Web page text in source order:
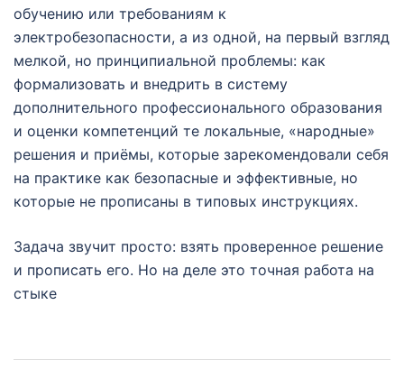
обучению или требованиям к
электробезопасности, а из одной, на первый взгляд
мелкой, но принципиальной проблемы: как
формализовать и внедрить в систему
дополнительного профессионального образования
и оценки компетенций те локальные, «народные»
решения и приёмы, которые зарекомендовали себя
на практике как безопасные и эффективные, но
которые не прописаны в типовых инструкциях.
Задача звучит просто: взять проверенное решение
и прописать его. Но на деле это точная работа на
стыке